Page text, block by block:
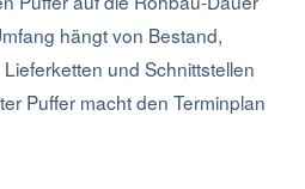
hängt von Bestand,
und Schnittstellen
Puffer macht den Terminplan